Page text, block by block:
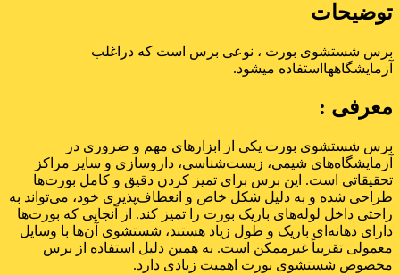
توضیحات
برس شستشوی بورت ، نوعی برس است که دراغلب
آزمایشگاههااستفاده میشود.
معرفی :
برس شستشوی بورت یکی از ابزارهای مهم و ضروری در
آزمایشگاه‌های شیمی، زیست‌شناسی، داروسازی و سایر مراکز
تحقیقاتی است. این برس برای تمیز کردن دقیق و کامل بورت‌ها
طراحی شده و به دلیل شکل خاص و انعطاف‌پذیری خود، می‌تواند به
راحتی داخل لوله‌های باریک بورت را تمیز کند. از آنجایی که بورت‌ها
دارای دهانه‌ای باریک و طول زیاد هستند، شستشوی آن‌ها با وسایل
معمولی تقریباً غیرممکن است. به همین دلیل استفاده از برس
مخصوص شستشوی بورت اهمیت زیادی دارد.